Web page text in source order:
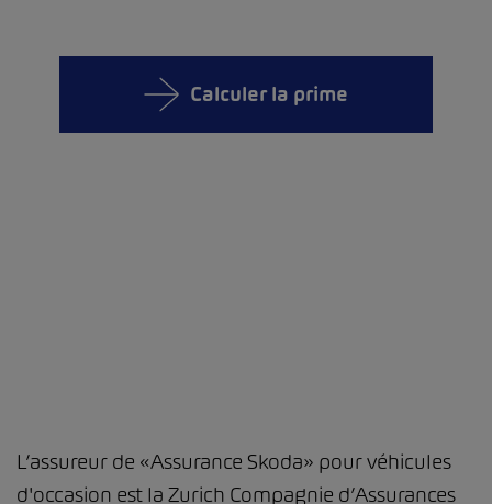
Calculer la prime
L’assureur de «Assurance Skoda» pour véhicules
d'occasion est la Zurich Compagnie d’Assurances